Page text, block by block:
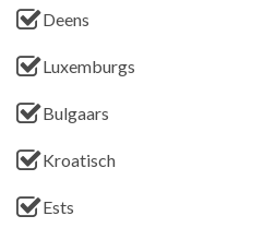
Deens
Luxemburgs
Bulgaars
Kroatisch
Ests